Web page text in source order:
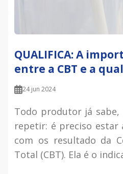
QUALIFICA: A
entre a CBT e a
24 jun 2024
Todo produtor já sabe,
repetir: é preciso
com os resultado da
Total (CBT). Ela é o